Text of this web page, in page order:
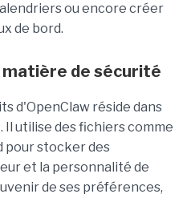
ou encore créer
de bord.
matière de sécurité
d'OpenClaw réside dans
Il utilise des fichiers comme
pour stocker des
et la personnalité de
de ses préférences,